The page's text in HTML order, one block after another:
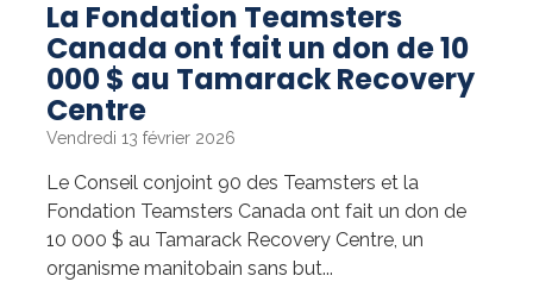
La Fondation Teamsters
Canada ont fait un don de 10
000 $ au Tamarack Recovery
Centre
Vendredi 13 février 2026
Le Conseil conjoint 90 des Teamsters et la
Fondation Teamsters Canada ont fait un don de
10 000 $ au Tamarack Recovery Centre, un
organisme manitobain sans but...